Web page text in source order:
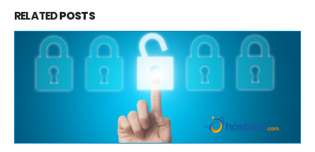
RELATEDPOSTS